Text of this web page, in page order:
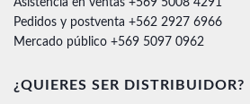
Pedidos y postventa +562 2927 6966
Mercado público +569 5097 0962
¿QUIERES SER DISTRIBUIDOR?